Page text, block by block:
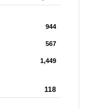
944
567
1,449
118